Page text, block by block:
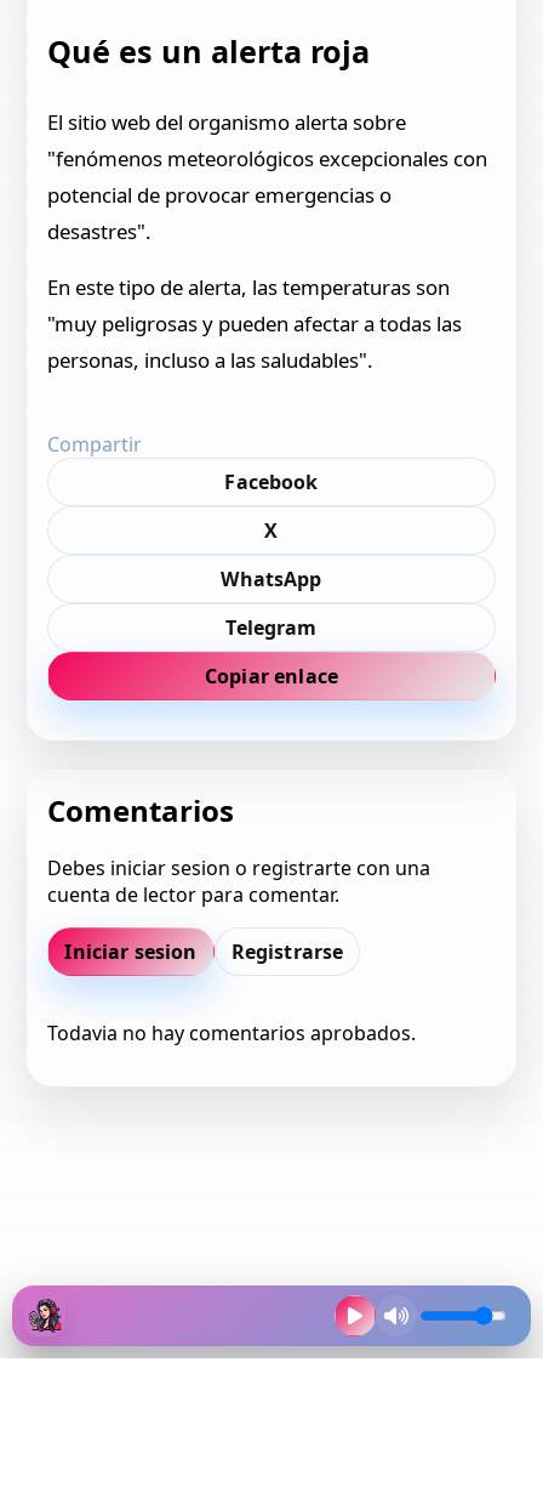
Qué es un alerta roja
El sitio web del organismo alerta sobre
"fenómenos meteorológicos excepcionales con
potencial de provocar emergencias o
desastres".
En este tipo de alerta, las temperaturas son
"muy peligrosas y pueden afectar a todas las
personas, incluso a las saludables".
Compartir
Facebook
X
WhatsApp
Telegram
Copiar enlace
Comentarios
Debes iniciar sesion o registrarte con una
cuenta de lector para comentar.
Iniciar sesion Registrarse
Todavia no hay comentarios aprobados.